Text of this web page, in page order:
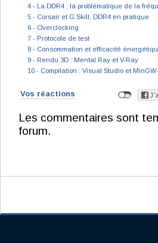
4 - La DDR4 : la problématique de la
5 - Corsair et G.Skill, DDR4 en pratique
6 - Overclocking
7 - Protocole de test
8 - Consommation et efficacité
9 - Rendu 3D : Mental Ray et V-Ray
10 - Compilation : Visual Studio et
Vos réactions
Les commentaires sont
forum.